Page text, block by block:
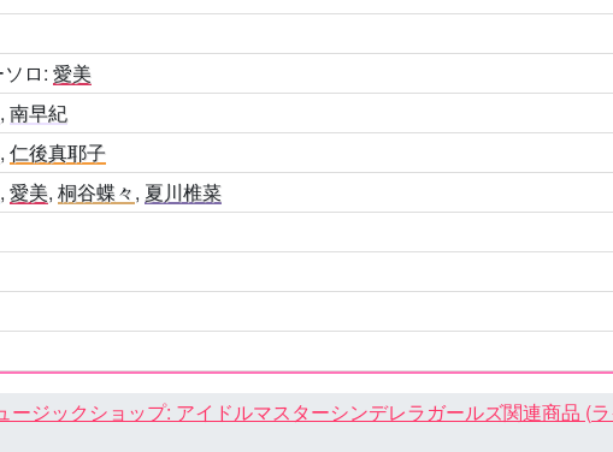
ソロ:愛美
,南早紀
,仁後真耶子
,愛美,桐谷蝶々, 夏川椎菜
ージックショップ: アイドルマスターシンデレラガールズ関連商品 (